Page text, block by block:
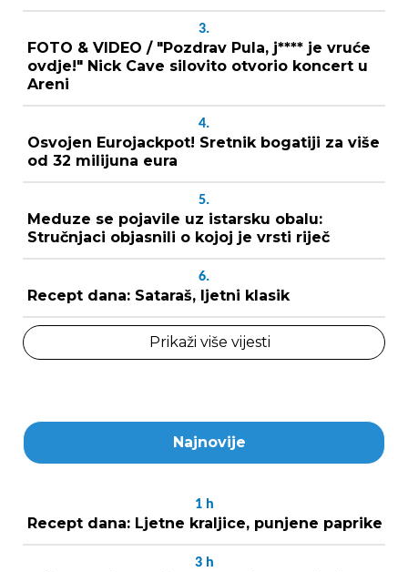
3.
FOTO & VIDEO / "Pozdrav Pula, j**** je vruće
ovdje!" Nick Cave silovito otvorio koncert u
Areni
4.
Osvojen Eurojackpot! Sretnik bogatiji za više
od 32 milijuna eura
5.
Meduze se pojavile uz istarsku obalu:
Stručnjaci objasnili o kojoj je vrsti riječ
6.
Recept dana: Sataraš, ljetni klasik
Prikaži više vijesti
Najnovije
1 h
Recept dana: Ljetne kraljice, punjene paprike
3 h